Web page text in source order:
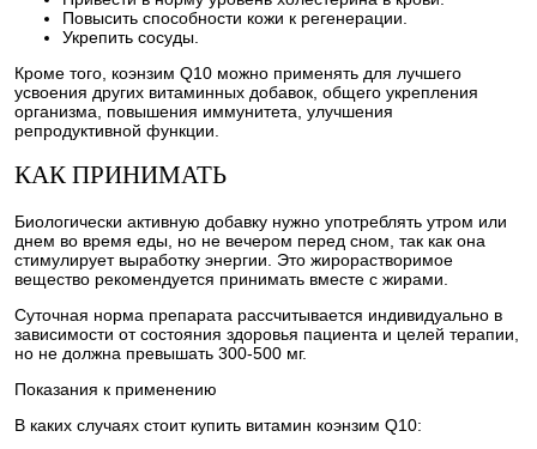
Повысить способности кожи к регенерации.
Укрепить сосуды.
Кроме того, коэнзим Q10 можно применять для лучшего
усвоения других витаминных добавок, общего укрепления
организма, повышения иммунитета, улучшения
репродуктивной функции.
КАК ПРИНИМАТЬ
Биологически активную добавку нужно употреблять утром или
днем во время еды, но не вечером перед сном, так как она
стимулирует выработку энергии. Это жирорастворимое
вещество рекомендуется принимать вместе с жирами.
Суточная норма препарата рассчитывается индивидуально в
зависимости от состояния здоровья пациента и целей терапии,
но не должна превышать 300-500 мг.
Показания к применению
В каких случаях стоит купить витамин коэнзим Q10: